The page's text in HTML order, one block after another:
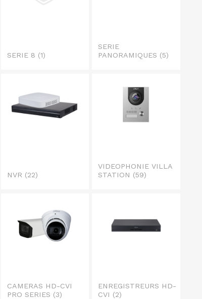
SERIE 8 (1)
SERIE
PANORAMIQUES (5)
NVR (22)
VIDEOPHONIE VILLA
STATION (59)
CAMERAS HD-CVI
PRO SERIES (3)
ENREGISTREURS HD-
CVI (2)